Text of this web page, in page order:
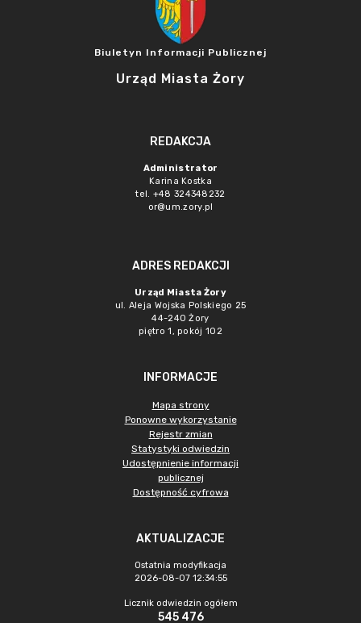
Biuletyn Informacji Publicznej
Urząd Miasta Żory
REDAKCJA
Administrator
Karina Kostka
tel. +48 324348232
or@um.zory.pl
ADRES REDAKCJI
Urząd Miasta Żory
ul. Aleja Wojska Polskiego 25
44-240 Żory
piętro 1, pokój 102
INFORMACJE
Mapa strony
Ponowne wykorzystanie
Rejestr zmian
Statystyki odwiedzin
Udostępnienie informacji
publicznej
Dostępność cyfrowa
AKTUALIZACJE
Ostatnia modyfikacja
2026-08-07 12:34:55
Licznik odwiedzin ogółem
545 476